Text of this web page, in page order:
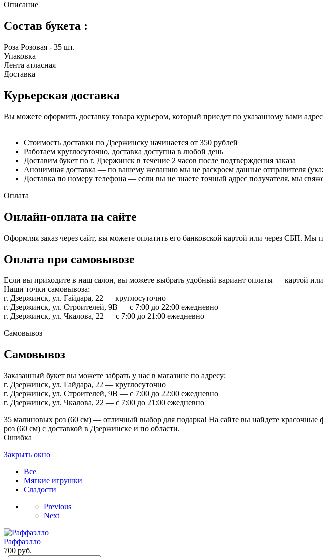
Описание
Состав букета :
Роза Розовая - 35 шт.
Упаковка
Лента атласная
Доставка
Курьерская доставка
Вы можете оформить доставку товара курьером, который приедет по указанному вами
Стоимость доставки по Дзержинску начинается от 350 рублей
Работаем круглосуточно, доставка доступна в любой день
Доставим букет по г. Дзержинск в течение 2 часов после подтверждения заказа
Анонимная доставка — по вашему желанию мы не раскроем данные отправителя
Доставка по номеру телефона — если вы не знаете точный адрес получателя, мы
Оплата
Онлайн-оплата на сайте
Оформляя заказ через сайт, вы можете оплатить его банковской картой или через СБП.
Оплата при самовывозе
Если вы приходите в наш салон, вы можете выбрать удобный вариант оплаты — картой
Наши точки самовывоза:
г. Дзержинск, ул. Гайдара, 22 — круглосуточно
г. Дзержинск, ул. Строителей, 9В — с 7:00 до 22:00 ежедневно
г. Дзержинск, ул. Чкалова, 22 — с 7:00 до 21:00 ежедневно
Самовывоз
Самовывоз
Заказанный букет вы можете забрать у нас в магазине по адресу:
г. Дзержинск, ул. Гайдара, 22 — круглосуточно
г. Дзержинск, ул. Строителей, 9В — с 7:00 до 22:00 ежедневно
г. Дзержинск, ул. Чкалова, 22 — с 7:00 до 21:00 ежедневно
35 малиновых роз (60 см) — отличный выбор для подарка! На сайте вы найдете
роз (60 см) с доставкой в Дзержинске и по области.
Ошибка
Закрыть окно
Все
Мягкие игрушки
Сладости
Previous
Next
Раффаэлло
700 руб.